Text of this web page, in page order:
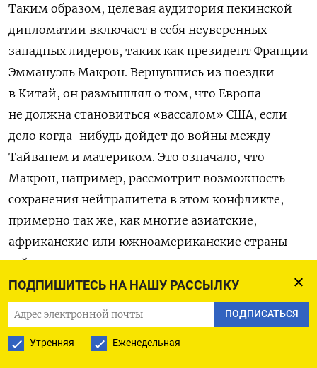
ПОДПИШИТЕСЬ НА НАШУ РАССЫЛКУ
ПОДПИСАТЬСЯ
Утренняя Еженедельная
Таким образом, целевая аудитория пекинской
дипломатии включает в себя неуверенных
западных лидеров, таких как президент Франции
Эммануэль Макрон. Вернувшись из поездки
в Китай, он размышлял о том, что Европа
не должна становиться «вассалом» США, если
дело когда-нибудь дойдет до войны между
Тайванем и материком. Это означало, что
Макрон, например, рассмотрит возможность
сохранения нейтралитета в этом конфликте,
примерно так же, как многие азиатские,
африканские или южноамериканские страны
сейчас отсиживаются во время вторжения
в Украину. Си, должно быть, был
в восторге. Излишне говорить, что посол Китая
в Париже поставил Макрона в тупик .